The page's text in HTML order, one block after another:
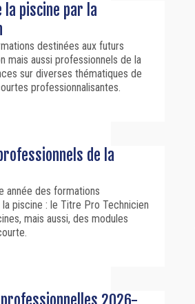
piscine par la
destinées aux futurs
mais aussi professionnels de la
sur diverses thématiques de
professionnalisantes.
de la
année des formations
piscine : le Titre Pro Technicien
mais aussi, des modules